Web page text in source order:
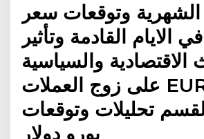
الشهرية وتوقعات سعر
في الايام القادمة وتأثير
الاقتصادية والسياسية
على زوج العملات EUR/USD.
تحليلات وتوقعات